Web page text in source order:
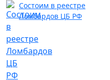
Состоим в реестре
Ломбардов ЦБ РФ